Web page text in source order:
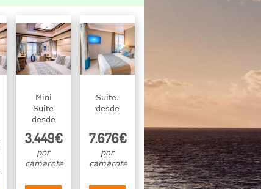
Mini
Suite
desde
3.449€
por
camarote
Suite.
desde
7.676€
por
camarote